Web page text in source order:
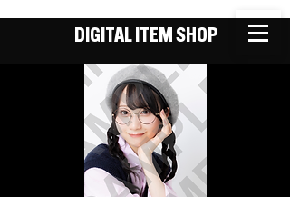
DIGITAL ITEM SHOP